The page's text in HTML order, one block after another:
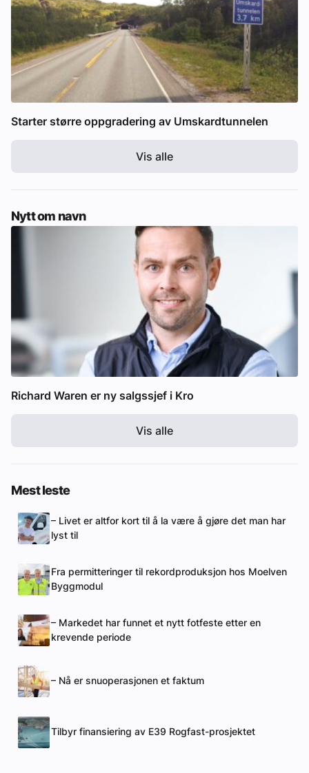
Starter større oppgradering av Umskardtunnelen
Vis alle
Nytt om navn
Richard Waren er ny salgssjef i Kro
Vis alle
Mest leste
– Livet er altfor kort til å la være å gjøre det man har
lyst til
Fra permitteringer til rekordproduksjon hos Moelven
Byggmodul
– Markedet har funnet et nytt fotfeste etter en
krevende periode
– Nå er snuoperasjonen et faktum
Tilbyr finansiering av E39 Rogfast-prosjektet